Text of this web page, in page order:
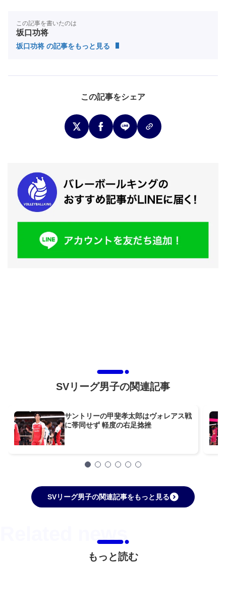
この記事を書いたのは
坂口功将
坂口功将 の記事をもっと見る
この記事をシェア
SVリーグ男子の関連記事
サントリーの甲斐孝太郎はヴォレアス戦
に帯同せず 軽度の右足捻挫
SVリーグ男子の関連記事をもっと見る
もっと読む